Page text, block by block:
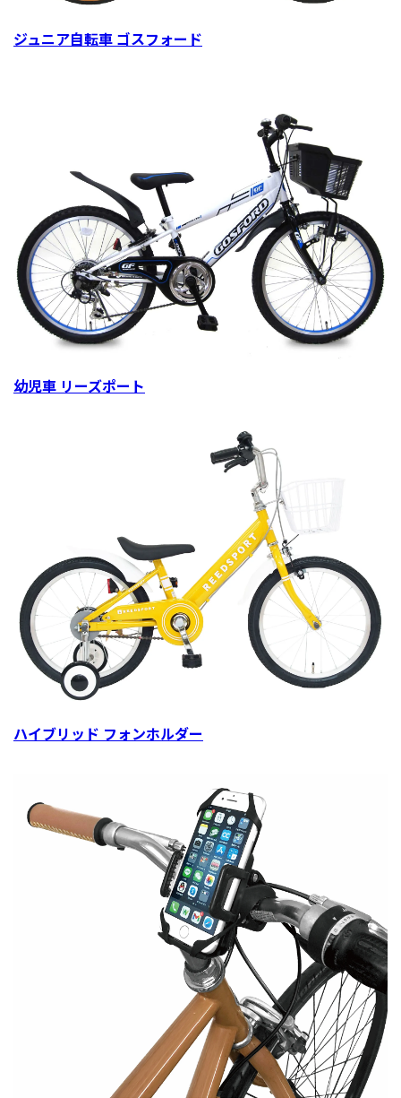
ジュニア自転車 ゴスフォード
幼児車 リーズポート
ハイブリッド フォンホルダー